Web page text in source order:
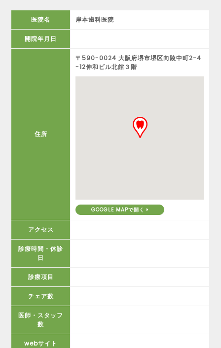
医院名 岸本歯科医院
開院年月日
住所
〒590-0024 大阪府堺市堺区向陵中町2-4
-12伸和ビル北館３階
GOOGLE MAPで開く
アクセス
診療時間・休診
日
診療項目
チェア数
医師・スタッフ
数
webサイト